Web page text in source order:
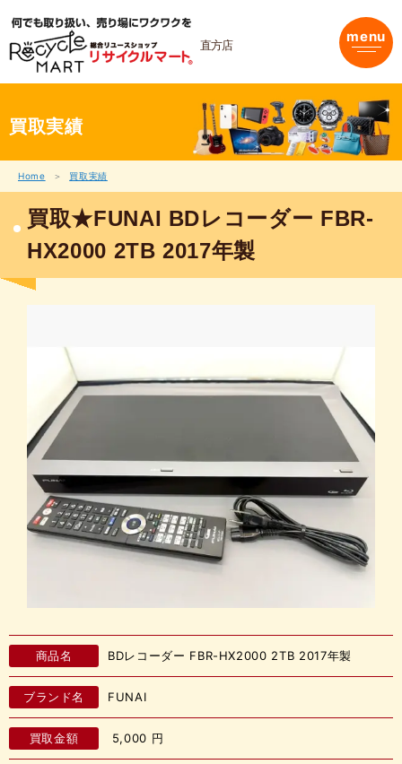
を
ス
直方店 menu
買取実績
Home 買取実績
買取★FUNAI BDレコーダー FBR-
HX2000 2TB 2017年製
商品名 BDレコーダー FBR-HX2000 2TB 2017年製
ブランド名 FUNAI
買取金額 5,000 円